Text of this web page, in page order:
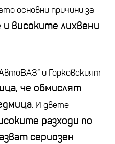
основни причини за
високите лихвени
и Горковският
че обмислят
. И двете
разходи по
сериозен